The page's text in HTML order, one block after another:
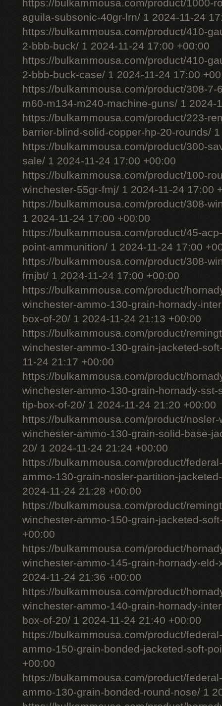
https://bulkammousa.com/product/1000-
aguila-subsonic-40gr-lrn/ 1 2024-11-24
https://bulkammousa.com/product/410-
2-bbb-buck/ 1 2024-11-24 17:00 +00:00
https://bulkammousa.com/product/410-
2-bbb-buck-case/ 1 2024-11-24 17:00
https://bulkammousa.com/product/308-7-
m60-m134-m240-machine-guns/ 1 2024-
https://bulkammousa.com/product/223-
barrier-blind-solid-copper-hp-20-rounds/
https://bulkammousa.com/product/300-
sale/ 1 2024-11-24 17:00 +00:00
https://bulkammousa.com/product/100-
winchester-55gr-fmj/ 1 2024-11-24 17:00
https://bulkammousa.com/product/308-
1 2024-11-24 17:00 +00:00
https://bulkammousa.com/product/45-
point-ammunition/ 1 2024-11-24 17:00
https://bulkammousa.com/product/308-
fmjbt/ 1 2024-11-24 17:00 +00:00
https://bulkammousa.com/product/
winchester-ammo-130-grain-hornady-
box-of-20/ 1 2024-11-24 21:13 +00:00
https://bulkammousa.com/product/
winchester-ammo-130-grain-jacketed-
11-24 21:17 +00:00
https://bulkammousa.com/product/
winchester-ammo-130-grain-hornady-
tip-box-of-20/ 1 2024-11-24 21:20 +00:00
https://bulkammousa.com/product/
winchester-ammo-130-grain-solid-base-
20/ 1 2024-11-24 21:24 +00:00
https://bulkammousa.com/product/
ammo-130-grain-nosler-partition-
2024-11-24 21:28 +00:00
https://bulkammousa.com/product/
winchester-ammo-150-grain-jacketed-
+00:00
https://bulkammousa.com/product/
winchester-ammo-145-grain-hornady-
2024-11-24 21:36 +00:00
https://bulkammousa.com/product/
winchester-ammo-140-grain-hornady-
box-of-20/ 1 2024-11-24 21:40 +00:00
https://bulkammousa.com/product/
ammo-150-grain-bonded-jacketed-soft-
+00:00
https://bulkammousa.com/product/
ammo-130-grain-bonded-round-nose/ 1